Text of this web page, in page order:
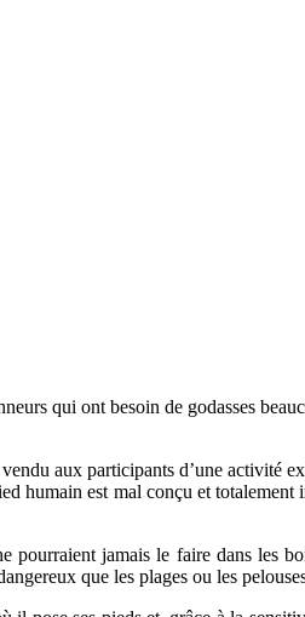
qui ont besoin de godasses
aux participants d’une activité
humain est mal conçu et
pourraient jamais le faire dans les
que les plages ou les